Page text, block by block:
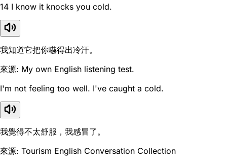
14 I know it knocks you cold.
我知道它把你嚇得出冷汗。
來源: My own English listening test.
I'm not feeling too well. I've caught a cold.
我覺得不太舒服，我感冒了。
來源: Tourism English Conversation Collection